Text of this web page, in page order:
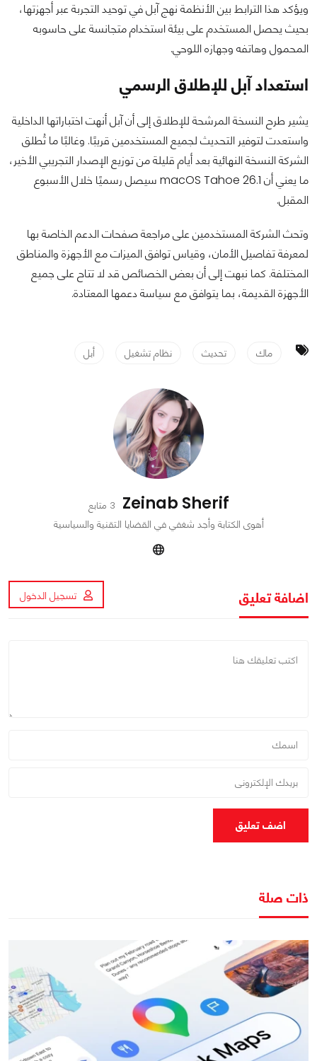
ويؤكد هذا الترابط بين الأنظمة نهج آبل في توحيد التجربة عبر أجهزتها،
بحيث يحصل المستخدم على بيئة استخدام متجانسة على حاسوبه
المحمول وهاتفه وجهازه اللوحي.
استعداد آبل للإطلاق الرسمي
يشير طرح النسخة المرشحة للإطلاق إلى أن آبل أنهت اختباراتها الداخلية
واستعدت لتوفير التحديث لجميع المستخدمين قريبًا. وغالبًا ما تُطلق
الشركة النسخة النهائية بعد أيام قليلة من توزيع الإصدار التجريبي الأخير،
ما يعني أن macOS Tahoe 26.1 سيصل رسميًا خلال الأسبوع
المقبل.
وتحث الشركة المستخدمين على مراجعة صفحات الدعم الخاصة بها
لمعرفة تفاصيل الأمان، وقياس توافق الميزات مع الأجهزة والمناطق
المختلفة. كما نبهت إلى أن بعض الخصائص قد لا تتاح على جميع
الأجهزة القديمة، بما يتوافق مع سياسة دعمها المعتادة.
ماك تحديث نظام تشغيل أبل
Zeinab Sherif 3 متابع
أهوى الكتابة وأجد شغفي في القضايا التقنية والسياسية
اضافة تعليق تسجيل الدخول
اضف تعليق
ذات صلة